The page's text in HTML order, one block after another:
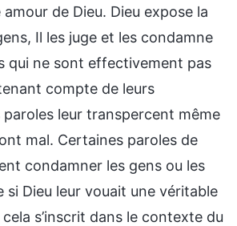
de Dieu. Dieu expose la
Il les juge et les condamne
qui ne sont effectivement pas
compte de leurs
leur transpercent même
mal. Certaines paroles de
condamner les gens ou les
si Dieu leur vouait une véritable
s’inscrit dans le contexte du